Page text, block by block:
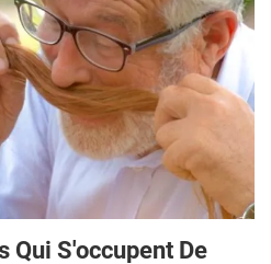
Qui S'occupent De